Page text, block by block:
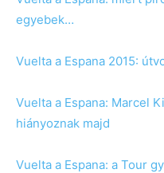
egyebek…
Vuelta a Espana 2015:
Vuelta a Espana: Marcel
hiányoznak majd
Vuelta a Espana: a Tour